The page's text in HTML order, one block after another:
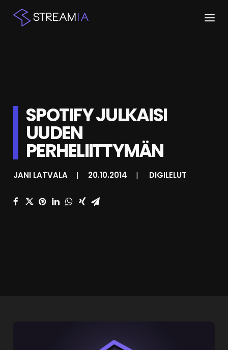
KESKUSTELU
SHOP
SPOTIFY JULKAISI
UUDEN
PERHELIITTYMÄN
JANI LATVALA | 20.10.2014 | DIGILELUT